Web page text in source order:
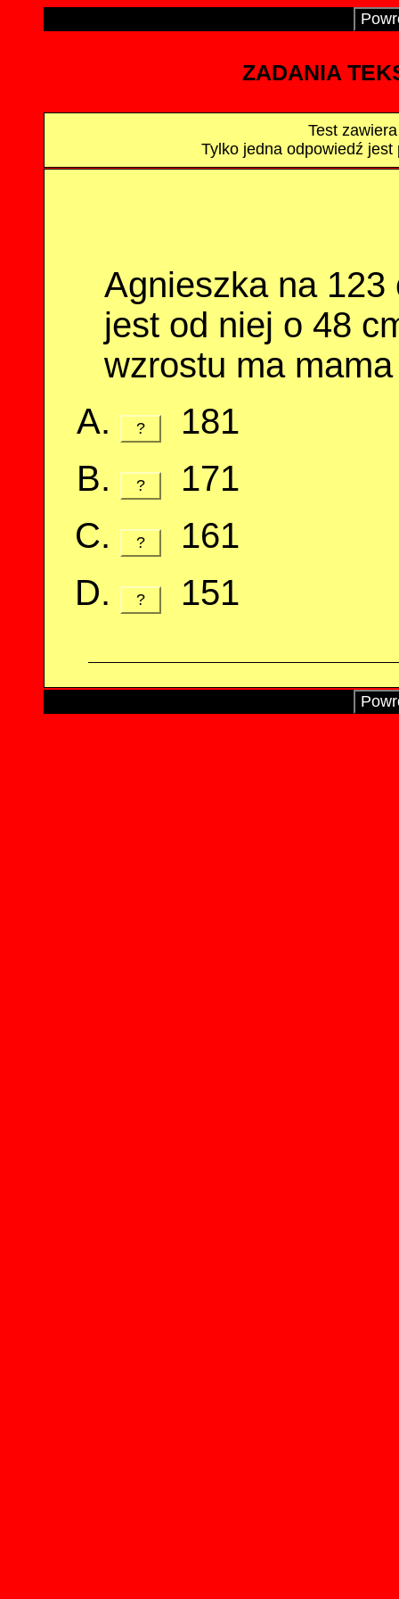
ZADANIA
Test
Tylko jedna odpowiedź jest
Agnieszka na
jest od niej o 48
wzrostu ma
? 181
? 171
? 161
? 151